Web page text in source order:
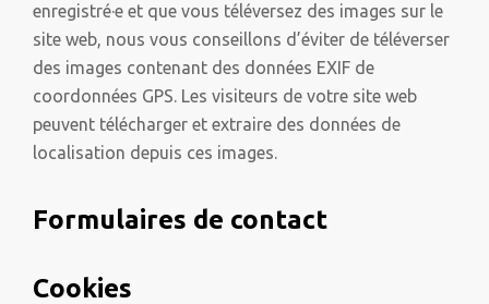
enregistré·e et que vous téléversez des images sur le
site web, nous vous conseillons d’éviter de téléverser
des images contenant des données EXIF de
coordonnées GPS. Les visiteurs de votre site web
peuvent télécharger et extraire des données de
localisation depuis ces images.
Formulaires de contact
Cookies